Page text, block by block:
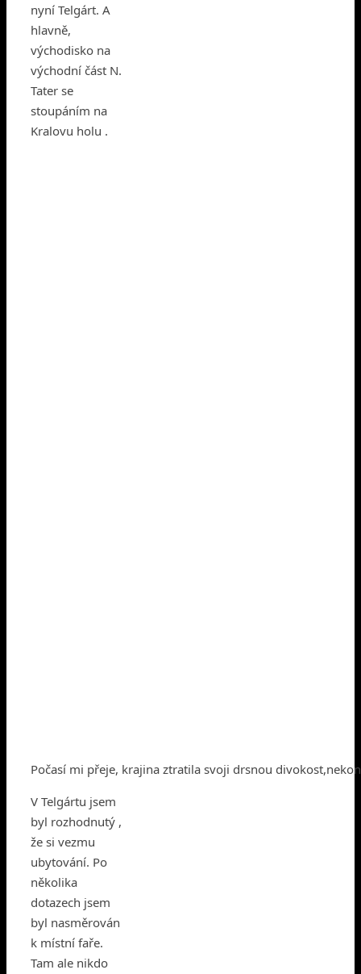
nyní Telgárt. A
hlavně,
východisko na
východní část N.
Tater se
stoupáním na
Kralovu holu .
Počasí mi přeje, krajina ztratila svoji drsnou
V Telgártu jsem
byl rozhodnutý ,
že si vezmu
ubytování. Po
několika
dotazech jsem
byl nasměrován
k místní faře.
Tam ale nikdo